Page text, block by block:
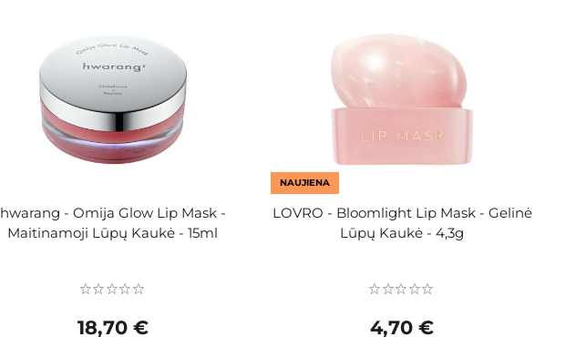
hwarang - Omija Glow Lip Mask -
Maitinamoji Lūpų Kaukė - 15ml
18,70 €
NAUJIENA
LOVRO - Bloomlight Lip Mask - Gelinė
Lūpų Kaukė - 4,3g
4,70 €